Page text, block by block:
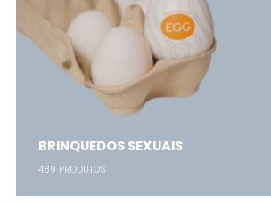
BRINQUEDOS SEXUAIS
489 PRODUTOS